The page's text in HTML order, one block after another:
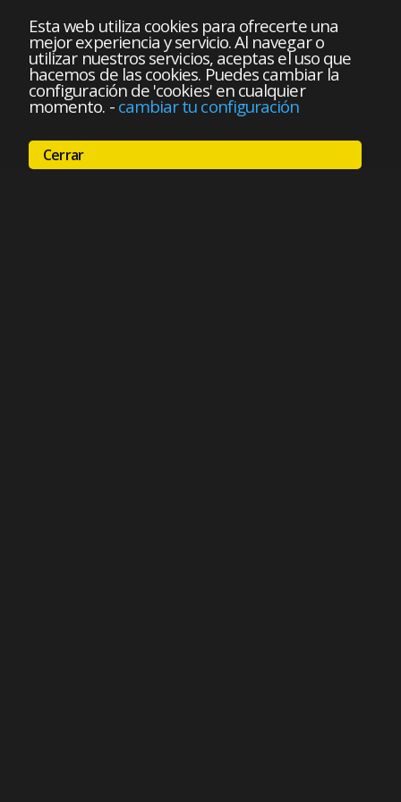
Esta web utiliza cookies para ofrecerte una
mejor experiencia y servicio. Al navegar o
utilizar nuestros servicios, aceptas el uso que
hacemos de las cookies. Puedes cambiar la
configuración de 'cookies' en cualquier
momento. - cambiar tu configuración
Cerrar